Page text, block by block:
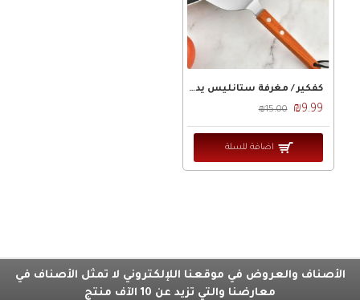
كفكير / مغرفة ستانليس يد بامبو SHENGYA
₪9.99
₪15.00
اضافة للسلة
الأصناف والعروض في موقعنا اللإلكتروني لا تمثل الأصناف في
معارضنا والتي تزيد عن 10 الآف منتج